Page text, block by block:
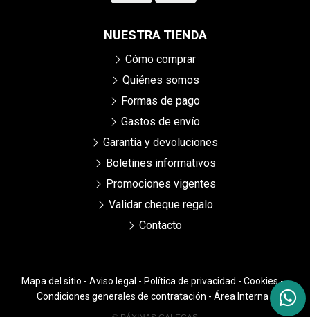
NUESTRA TIENDA
Cómo comprar
Quiénes somos
Formas de pago
Gastos de envío
Garantía y devoluciones
Boletines informativos
Promociones vigentes
Validar cheque regalo
Contacto
Mapa del sitio - Aviso legal - Política de privacidad - Cookies-
Condiciones generales de contratación - Área Interna